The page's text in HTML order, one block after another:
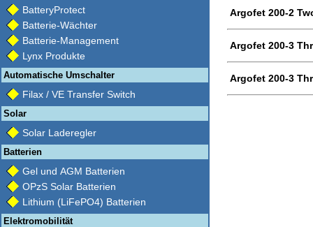
BatteryProtect
Batterie-Wächter
Batterie-Management
Lynx Produkte
Automatische Umschalter
Filax / VE Transfer Switch
Solar
Solar Laderegler
Batterien
Gel und AGM Batterien
OPzS Solar Batterien
Lithium (LiFePO4) Batterien
Elektromobilität
Argofet 200-2
Argofet 200-3
Argofet 200-3